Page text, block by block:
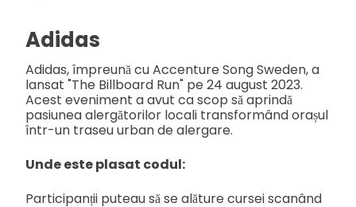
Adidas
Adidas, împreună cu Accenture Song Sweden, a
lansat "The Billboard Run" pe 24 august 2023.
Acest eveniment a avut ca scop să aprindă
pasiunea alergătorilor locali transformând orașul
într-un traseu urban de alergare.
Unde este plasat codul:
Participanții puteau să se alăture cursei scanând